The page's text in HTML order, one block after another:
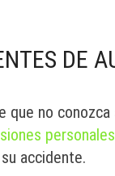
DE
que no
personales
accidente.